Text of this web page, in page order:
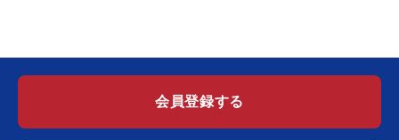
会員登録する